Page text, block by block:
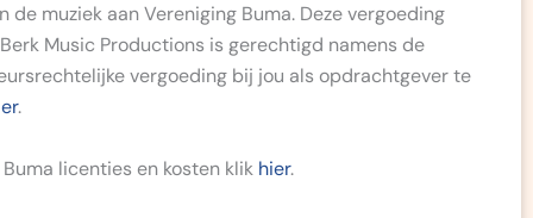
muziek aan Vereniging Buma. Deze vergoeding
Music Productions is gerechtigd namens de
vergoeding bij jou als opdrachtgever te
.
licenties en kosten klik hier.